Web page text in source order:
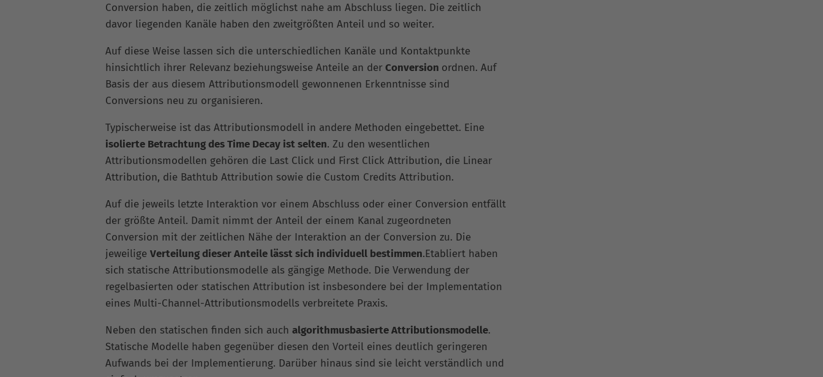
Conversion haben, die zeitlich möglichst nahe am Abschluss liegen. Die zeitlich
davor liegenden Kanäle haben den zweitgrößten Anteil und so weiter.
Auf diese Weise lassen sich die unterschiedlichen Kanäle und Kontaktpunkte
hinsichtlich ihrer Relevanz beziehungsweise Anteile an der Conversion ordnen. Auf
Basis der aus diesem Attributionsmodell gewonnenen Erkenntnisse sind
Conversions neu zu organisieren.
Typischerweise ist das Attributionsmodell in andere Methoden eingebettet. Eine
isolierte Betrachtung des Time Decay ist selten. Zu den wesentlichen
Attributionsmodellen gehören die Last Click und First Click Attribution, die Linear
Attribution, die Bathtub Attribution sowie die Custom Credits Attribution.
Auf die jeweils letzte Interaktion vor einem Abschluss oder einer Conversion entfällt
der größte Anteil. Damit nimmt der Anteil der einem Kanal zugeordneten
Conversion mit der zeitlichen Nähe der Interaktion an der Conversion zu. Die
jeweilige Verteilung dieser Anteile lässt sich individuell bestimmen.Etabliert haben
sich statische Attributionsmodelle als gängige Methode. Die Verwendung der
regelbasierten oder statischen Attribution ist insbesondere bei der Implementation
eines Multi-Channel-Attributionsmodells verbreitete Praxis.
Neben den statischen finden sich auch algorithmusbasierte Attributionsmodelle.
Statische Modelle haben gegenüber diesen den Vorteil eines deutlich geringeren
Aufwands bei der Implementierung. Darüber hinaus sind sie leicht verständlich und